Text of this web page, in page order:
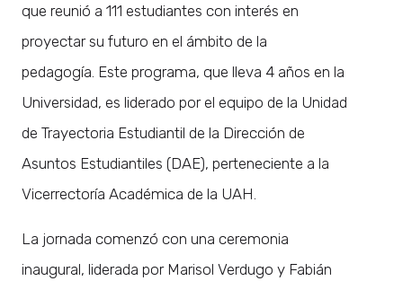
que reunió a 111 estudiantes con interés en
proyectar su futuro en el ámbito de la
pedagogía. Este programa, que lleva 4 años en la
Universidad, es liderado por el equipo de la Unidad
de Trayectoria Estudiantil de la Dirección de
Asuntos Estudiantiles (DAE), perteneciente a la
Vicerrectoría Académica de la UAH.
La jornada comenzó con una ceremonia
inaugural, liderada por Marisol Verdugo y Fabián